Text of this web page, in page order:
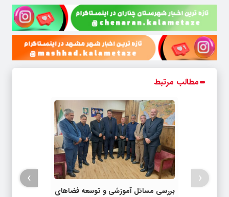
مطالب مرتبط
بررسی مسائل آموزشی و توسعه فضاهای
‹
›